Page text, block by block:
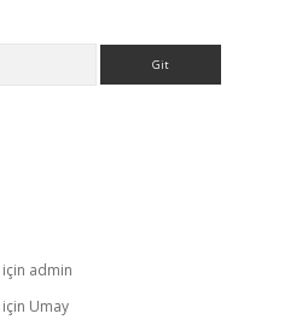
için admin
için Umay